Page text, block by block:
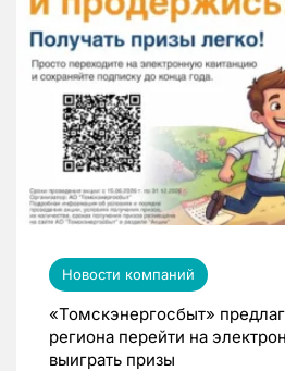
Новости компаний
«Томскэнергосбыт»
региона перейти на
выиграть призы